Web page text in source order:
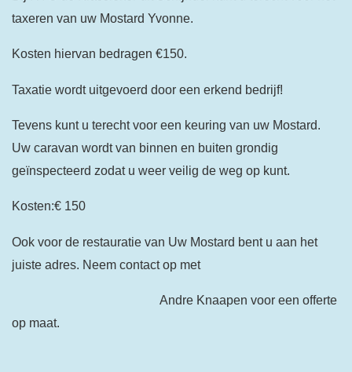
taxeren van uw Mostard Yvonne.
Kosten hiervan bedragen €150.
Taxatie wordt uitgevoerd door een erkend bedrijf!
Tevens kunt u terecht voor een keuring van uw Mostard.
Uw caravan wordt van binnen en buiten grondig
geïnspecteerd zodat u weer veilig de weg op kunt.
Kosten:€ 150
Ook voor de restauratie van Uw Mostard bent u aan het
juiste adres. Neem contact op met
Andre Knaapen voor een offerte
op maat.